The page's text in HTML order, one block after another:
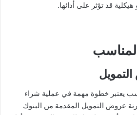
قد تؤثر على أدائها.
يعتبر خطوة مهمة في عملية شراء
عروض التمويل المقدمة من البنوك